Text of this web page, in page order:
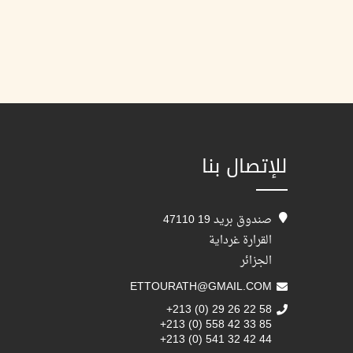
للإتصال بنا
صندوق بريد 19 47110
القرارة غرداية
الجزائر
ETTOURATH@GMAIL.COM
+213 (0) 29 26 22 58
+213 (0) 558 42 33 85
+213 (0) 541 32 42 44